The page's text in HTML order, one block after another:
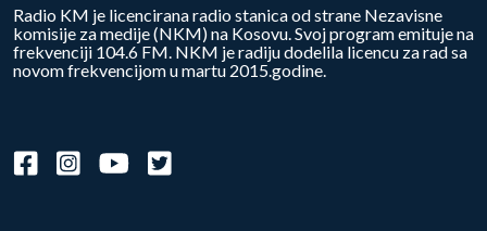
Radio KM je licencirana radio stanica od strane Nezavisne
komisije za medije (NKM) na Kosovu. Svoj program emituje na
frekvenciji 104.6 FM. NKM je radiju dodelila licencu za rad sa
novom frekvencijom u martu 2015.godine.